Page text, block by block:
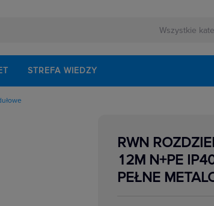
STREFA WIEDZY
i zabepieczeniową
RWN
12M N+PE
PEŁNE